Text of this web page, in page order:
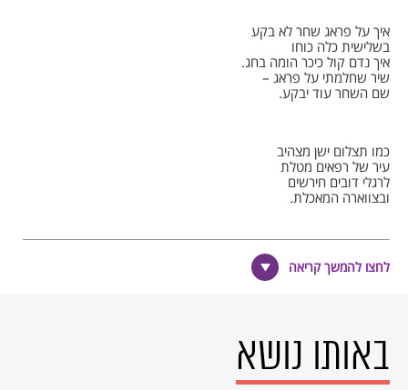
איך על פראג שחר לא בקע
בשלישית כלה כוחו
איך נדם קול כיכר הומה בחג.
שיר שחלמתי על פראג –
שם השחר עוד יבקע.
כמו תצלום ישן מצהיב
עיר של רפאים מטלת
לרגלי דובים חירשים
ובצווארה המאכלת.
את פתחו איש לא יוצא
ריח גטאות מלוח
איך על פראג…
לחצו להמשך קריאה
באותו נושא